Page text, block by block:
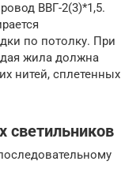
ВВГ-2(3)*1,5.
по потолку. При
жила должна
нитей, сплетенных
светильников